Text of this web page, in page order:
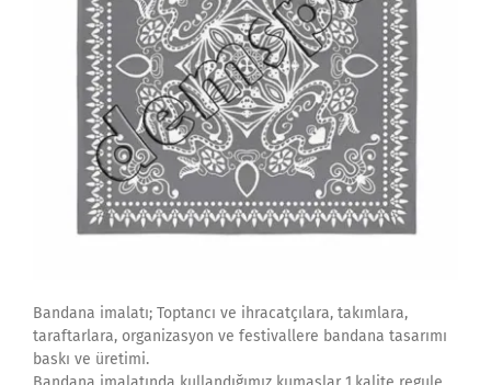
Bandana imalatı; Toptancı ve ihracatçılara, takımlara,
taraftarlara, organizasyon ve festivallere bandana tasarımı
baskı ve üretimi.